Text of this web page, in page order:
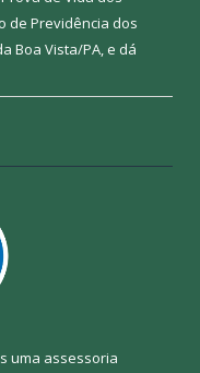
de Previdência dos
Boa Vista/PA, e dá
uma assessoria